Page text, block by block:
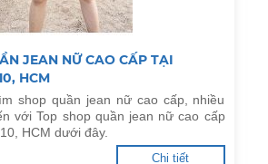
JEAN NỮ CAO CẤP TẠI
HCM
shop quần jean nữ cao cấp, nhiều
với Top shop quần jean nữ cao cấp
HCM dưới đây.
Chi tiết